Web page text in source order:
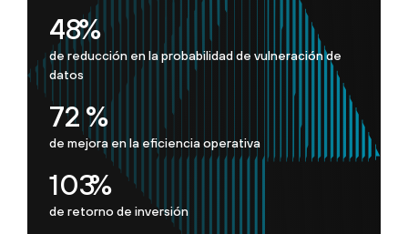
50%
de reducción en la probabilidad de vulneración de
datos
75 %
de mejora en la eficiencia operativa
107%
de retorno de inversión